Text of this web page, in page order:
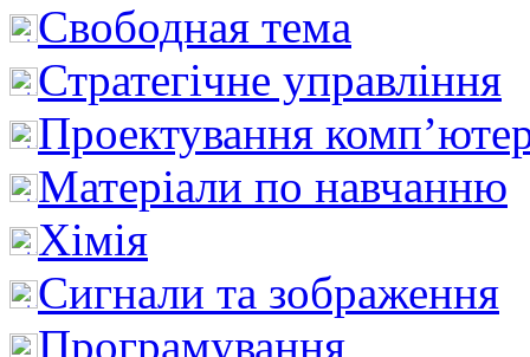
Свободная тема
Стратегічне управління
Проектування
Матеріали по навчанню
Хімія
Сигнали та зображення
Програмування